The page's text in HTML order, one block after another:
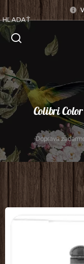
Colibri
Doprava
HĽADAŤ